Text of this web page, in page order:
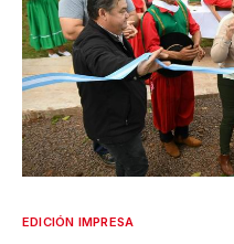
EDICIÓN IMPRESA